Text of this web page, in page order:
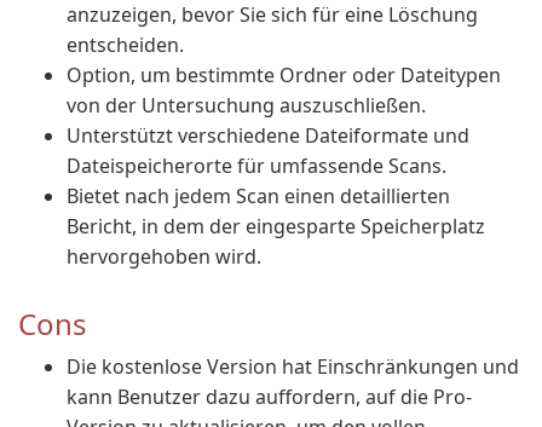
anzuzeigen, bevor Sie sich für eine Löschung
entscheiden.
Option, um bestimmte Ordner oder Dateitypen
von der Untersuchung auszuschließen.
Unterstützt verschiedene Dateiformate und
Dateispeicherorte für umfassende Scans.
Bietet nach jedem Scan einen detaillierten
Bericht, in dem der eingesparte Speicherplatz
hervorgehoben wird.
Cons
Die kostenlose Version hat Einschränkungen und
kann Benutzer dazu auffordern, auf die Pro-